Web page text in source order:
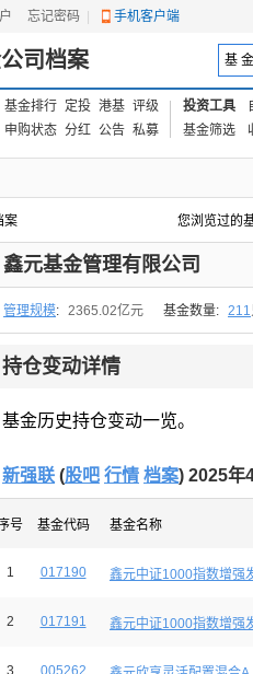
忘记密码 手机客户端
司档案 基 金
基金排行 定投 港基 评级
申购状态 分红 公告 私募
投资工具
基金筛选
案 您浏览过的
易方达上证中
鑫元基金管理有限公司
管理规模: 2365.02亿元 基金数量: 211
持仓变动详情
基金历史持仓变动一览。
新强联 (股吧 行情 档案) 2025年
号 基金代码 基金名称
1 017190 鑫元中证1000指数增强
2 017191 鑫元中证1000指数增强
3 005262